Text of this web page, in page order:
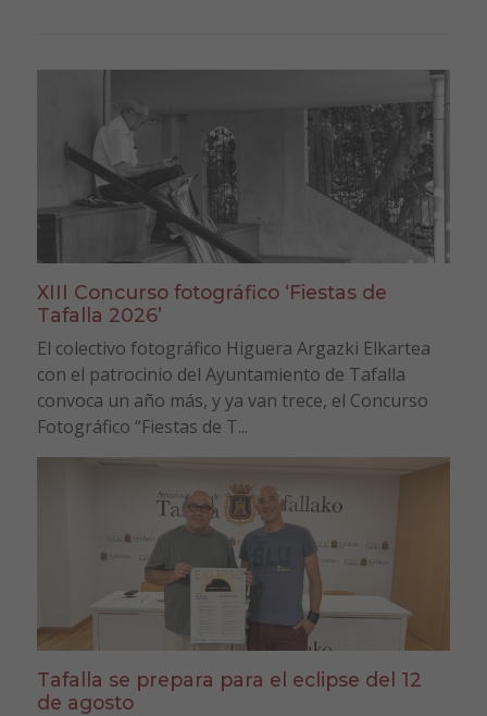
XIII Concurso fotográfico ‘Fiestas de
Tafalla 2026’
El colectivo fotográfico Higuera Argazki Elkartea
con el patrocinio del Ayuntamiento de Tafalla
convoca un año más, y ya van trece, el Concurso
Fotográfico “Fiestas de T...
Tafalla se prepara para el eclipse del 12
de agosto